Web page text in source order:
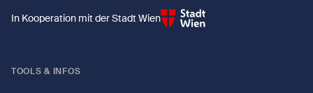
In Kooperation mit der Stadt Wien
TOOLS & INFOS